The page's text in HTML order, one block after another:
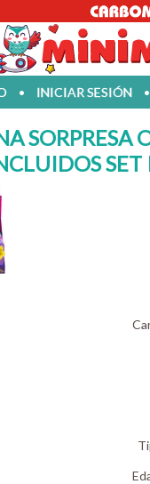
• INICIAR SESIÓN •
SORPRESA